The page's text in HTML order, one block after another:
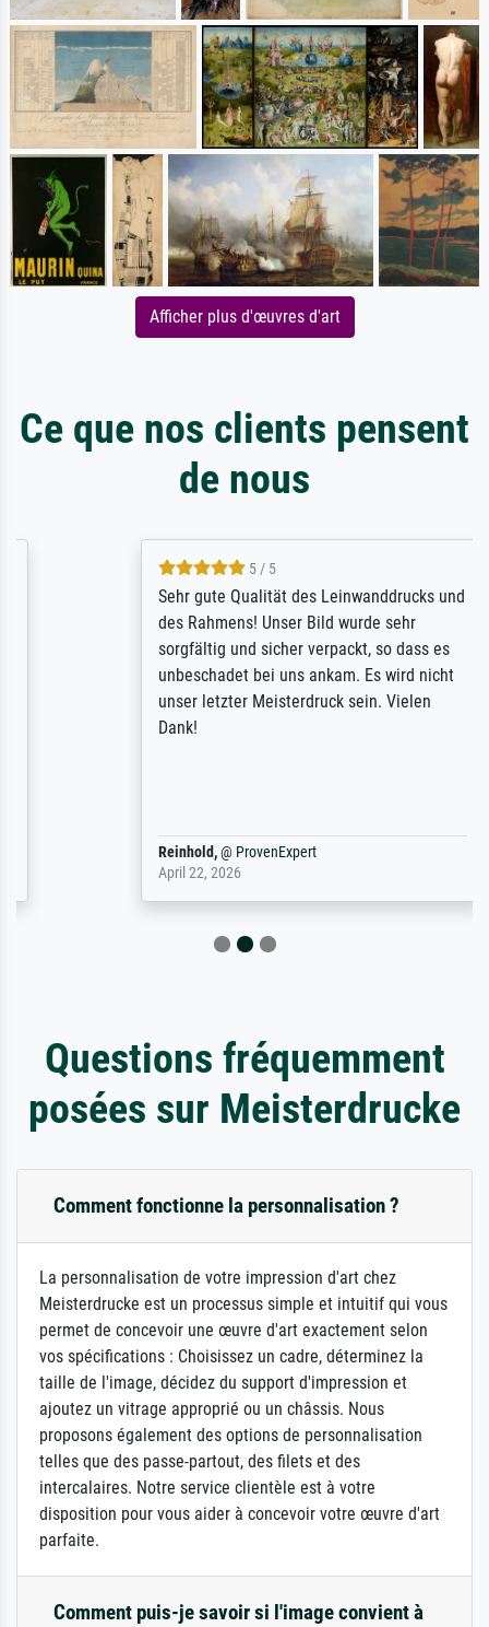
Afficher plus d'œuvres d'art
Ce que nos clients pensent
de nous
5 / 5
Sehr gute Qualität des Leinwanddrucks und
des Rahmens! Unser Bild wurde sehr
sorgfältig und sicher verpackt, so dass es
unbeschadet bei uns ankam. Es wird nicht
unser letzter Meisterdruck sein. Vielen
@ProvenExpert
April 22, 2026
Questions fréquemment
posées sur Meisterdrucke
Comment fonctionne la personnalisation ?
La personnalisation de votre impression d'art chez
Meisterdrucke est un processus simple et intuitif qui vous
permet de concevoir une œuvre d'art exactement selon
vos spécifications : Choisissez un cadre, déterminez la
taille de l'image, décidez du support d'impression et
ajoutez un vitrage approprié ou un châssis. Nous
proposons également des options de personnalisation
telles que des passe-partout, des filets et des
intercalaires. Notre service clientèle est à votre
disposition pour vous aider à concevoir votre œuvre d'art
parfaite.
Comment puis-je savoir si l'image convient à